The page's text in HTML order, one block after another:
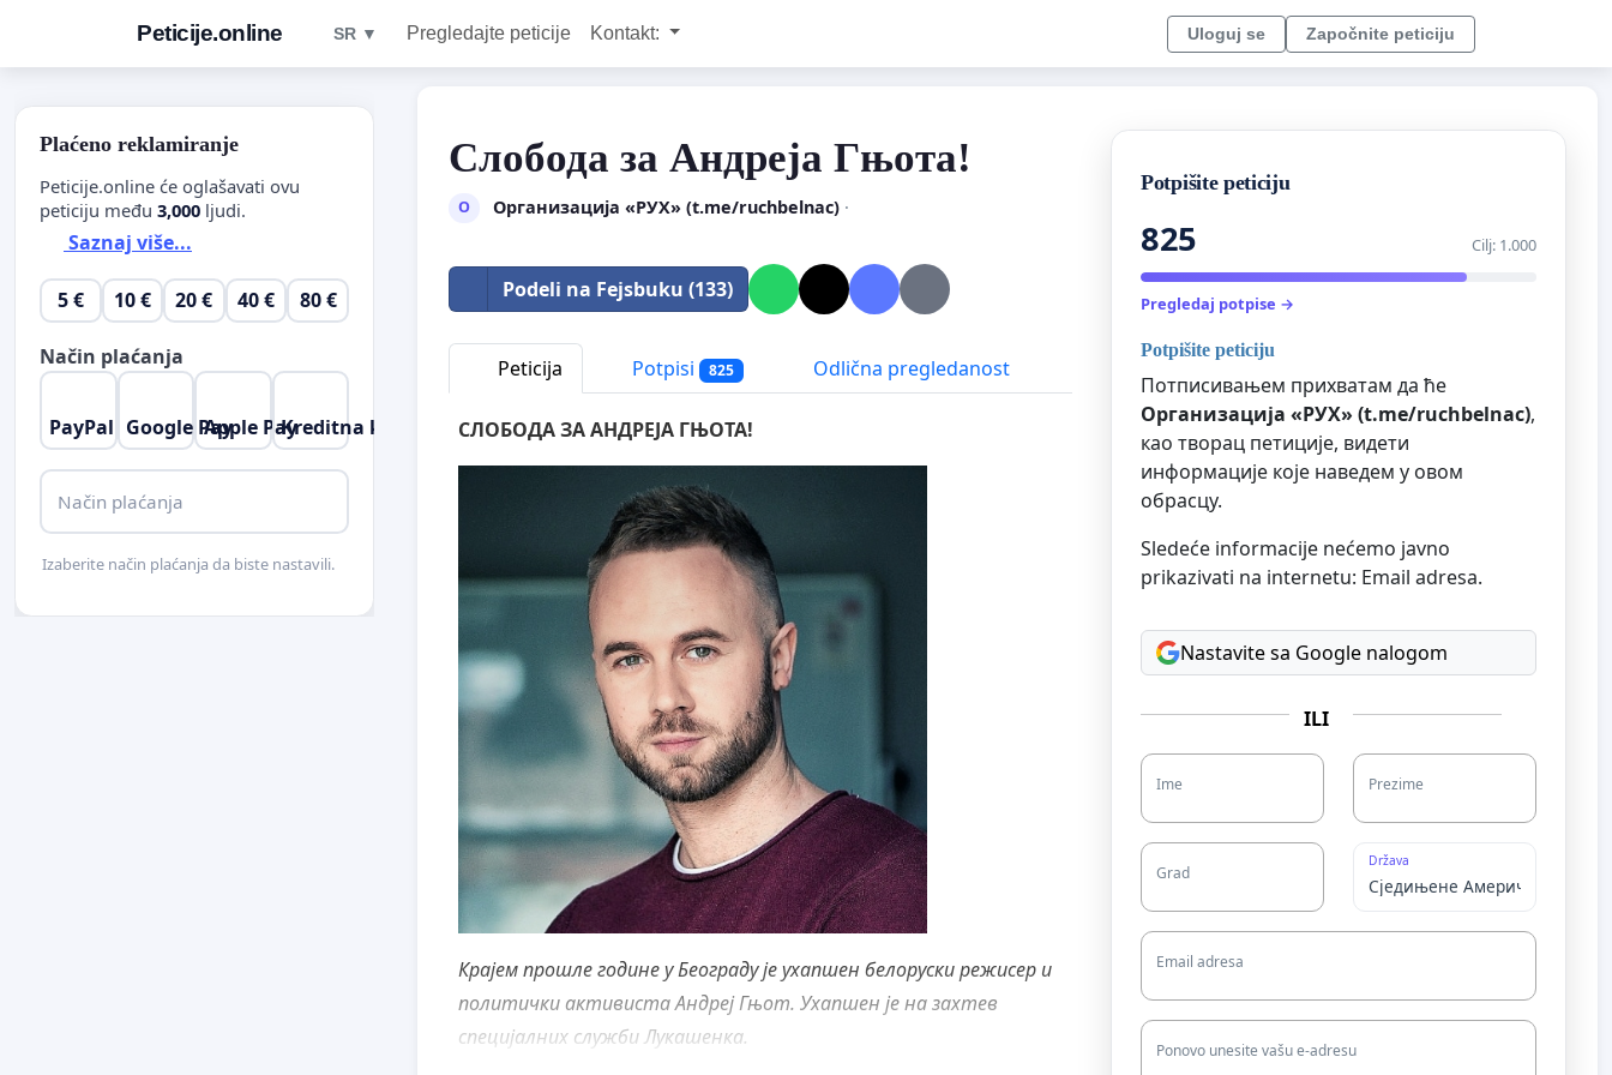
Peticije.online SR ▼ Pregledajte peticije Kontakt: Uloguj se Započnite peticiju
Слобода за Андреjа Гњота!
О Организациja «РУХ» (t.me/ruchbelnac)·
Podeli na Fejsbuku (133)
Peticija Potpisi 825 Odlična pregledanost
СЛОБОДА ЗА АНДРЕЈА ГЊОТА!
Крајем прошле године у Београду је ухапшен белоруски режисер и
политички активиста Андреј Гњот. Ухапшен је на захтев
специјалних служби Лукашенка.
Potpišite peticiju
825 Cilj: 1.000
Pregledaj potpise →
Potpišite peticiju
Потписивањем прихватам да ће
Организациja «РУХ» (t.me/ruchbelnac),
као творац петиције, видети
информације које наведем у овом
обрасцу.
Sledeće informacije nećemo javno
prikazivati na internetu: Email adresa.
Nastavite sa Google nalogom
ILI
Ime Prezime
Grad
Država
Email adresa
Ponovo unesite vašu e-adresu
Plaćeno reklamiranje
Peticije.online će oglašavati ovu
peticiju među 3,000 ljudi.
Saznaj više...
5 € 10 € 20 € 40 € 80 €
Način plaćanja
PayPal Google PayApple PayKreditna kartica
Način plaćanja
Izaberite način plaćanja da biste nastavili.